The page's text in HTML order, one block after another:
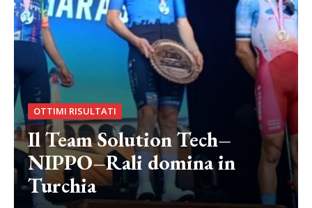
OTTIMI RISULTATI
Il Team Solution Tech–
NIPPO–Rali domina in
Turchia